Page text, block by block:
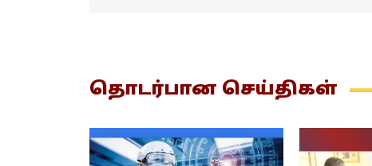
தொடர்பான செய்திகள்